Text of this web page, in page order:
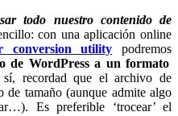
todo nuestro contenido de
con una aplicación online
conversion utility podremos
de WordPress a un formato
recordad que el archivo de
tamaño (aunque admite algo
Es preferible ‘trocear’ el